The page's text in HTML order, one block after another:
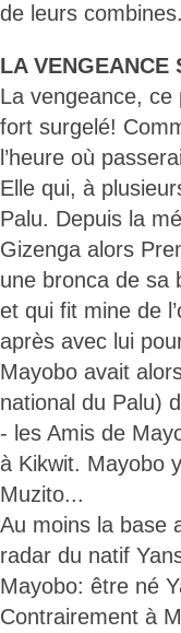
de leurs
LA VENGEANCE
La vengeance,
fort surgelé!
l’heure où
Elle qui, à
Palu. Depuis la
Gizenga alors
une bronca de sa
et qui fit mine de
après avec lui
Mayobo avait
national du Palu)
- les Amis de
à Kikwit. Mayobo
Muzito...
Au moins la base
radar du natif
Mayobo: être né
Contrairement à